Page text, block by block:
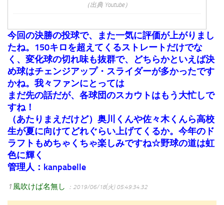
（出典 Youtube）
今回の決勝の投球で、また一気に評価が上がりまし
たね。150キロを超えてくるストレートだけでな
く、変化球の切れ味も抜群で、どちらかといえば決
め球はチェンジアップ・スライダーが多かったです
かね。我々ファンにとっては
まだ先の話だが、各球団のスカウトはもう大忙しで
すね！
（あたりまえだけど）奥川くんや佐々木くんら高校
生が夏に向けてどれぐらい上げてくるか。今年のド
ラフトもめちゃくちゃ楽しみですね☆野球の道は虹
色に輝く
管理人：kanpabelle
1 風吹けば名無し ：2019/06/18(火) 05:49:34.32